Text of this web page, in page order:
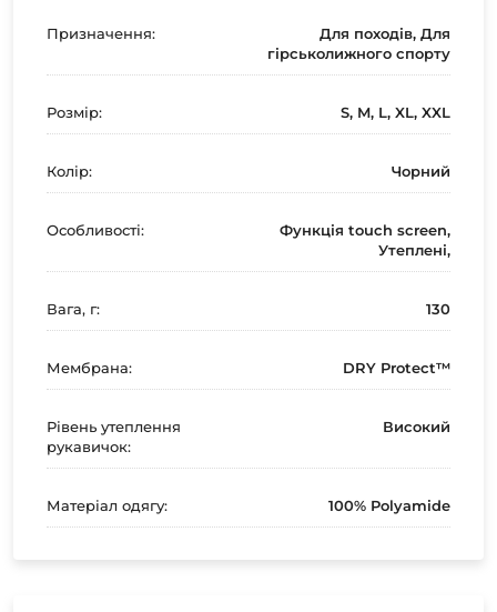
Призначення:
Для походів, Для
гірськолижного спорту
Розмір: S, M, L, XL, XXL
Колір: Чорний
Особливості:
Функція touch screen,
Утеплені,
Вага, г: 130
Мембрана: DRY Protect™
Рівень утеплення
рукавичок:
Високий
Матеріал одягу: ‎100% Polyamide